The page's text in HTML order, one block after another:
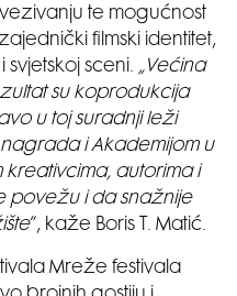
te mogućnost
filmski identitet,
sceni. „Većina
su koprodukcija
u toj suradnji leži
i Akademijom u
kreativcima, autorima i
povežu i da snažnije
“, kaže Boris T. Matić.
Mreže festivala